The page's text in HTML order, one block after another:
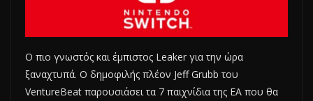
Ο πιο γνωστός και έμπιστος Leaker για την ώρα
ξαναχτυπά. Ο δημοφιλής πλέον Jeff Grubb του
VentureBeat παρουσιάσει τα 7 παιχνίδια της EA που θα